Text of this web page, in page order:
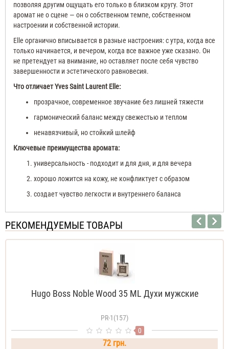
позволяя другим ощущать его только в близком кругу. Этот
аромат не о сцене — он о собственном темпе, собственном
настроении и собственной истории.
Elle органично вписывается в разные настроения: с утра, когда все
только начинается, и вечером, когда все важное уже сказано. Он
не претендует на внимание, но оставляет после себя чувство
завершенности и эстетического равновесия.
Что отличает Yves Saint Laurent Elle:
прозрачное, современное звучание без лишней тяжести
гармонический баланс между свежестью и теплом
ненавязчивый, но стойкий шлейф
Ключевые преимущества аромата:
универсальность - подходит и для дня, и для вечера
хорошо ложится на кожу, не конфликтует с образом
создает чувство легкости и внутреннего баланса
РЕКОМЕНДУЕМЫЕ ТОВАРЫ
Hugo Boss Noble Wood 35 ML Духи мужские
PR-1(157)
0
72 грн.